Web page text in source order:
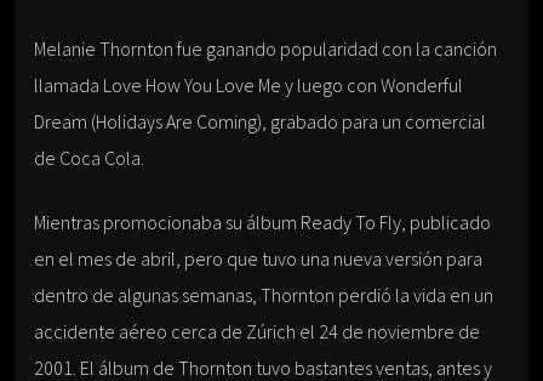
Melanie Thornton fue ganando popularidad con la canción
llamada Love How You Love Me y luego con Wonderful
Dream (Holidays Are Coming), grabado para un comercial
de Coca Cola.
Mientras promocionaba su álbum Ready To Fly, publicado
en el mes de abril, pero que tuvo una nueva versión para
dentro de algunas semanas, Thornton perdió la vida en un
accidente aéreo cerca de Zúrich el 24 de noviembre de
2001. El álbum de Thornton tuvo bastantes ventas, antes y